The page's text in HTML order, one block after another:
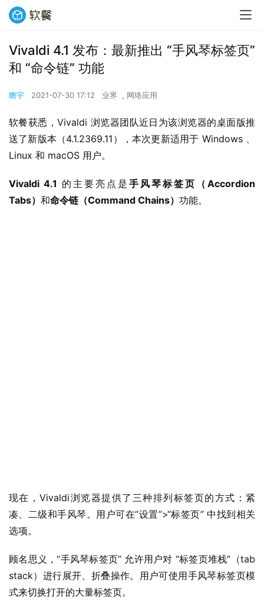
Vivaldi 4.1 发布：最新推出 “手风琴标签页”
和 “命令链” 功能
瞻宇 2021-07-30 17:12 业界 , 网络应用
软餐获悉，Vivaldi 浏览器团队近日为该浏览器的桌面版推
送了新版本（4.1.2369.11），本次更新适用于 Windows 、
Linux 和 macOS 用户。
Vivaldi 4.1 的主要亮点是 手风琴标签页（Accordion
Tabs） 和命令链（Command Chains） 功能。
现在，Vivaldi浏览器提供了三种排列标签页的方式：紧
凑、二级和手风琴。用户可在“设置”>“标签页” 中找到相关
选项。
顾名思义，“手风琴标签页” 允许用户对 “标签页堆栈”（tab
stack）进行展开、折叠操作。用户可使用手风琴标签页模
式来切换打开的大量标签页。